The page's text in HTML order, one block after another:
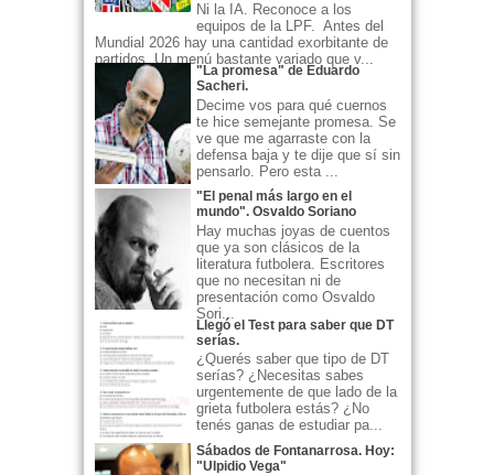
Ni la IA. Reconoce a los
equipos de la LPF. Antes del
Mundial 2026 hay una cantidad exorbitante de
partidos. Un menú bastante variado que v...
"La promesa" de Eduardo
Sacheri.
Decime vos para qué cuernos
te hice semejante promesa. Se
ve que me agarraste con la
defensa baja y te dije que sí sin
pensarlo. Pero esta ...
"El penal más largo en el
mundo". Osvaldo Soriano
Hay muchas joyas de cuentos
que ya son clásicos de la
literatura futbolera. Escritores
que no necesitan ni de
presentación como Osvaldo
Sori...
Llegó el Test para saber que DT
serías.
¿Querés saber que tipo de DT
serías? ¿Necesitas sabes
urgentemente de que lado de la
grieta futbolera estás? ¿No
tenés ganas de estudiar pa...
Sábados de Fontanarrosa. Hoy:
"Ulpidio Vega"